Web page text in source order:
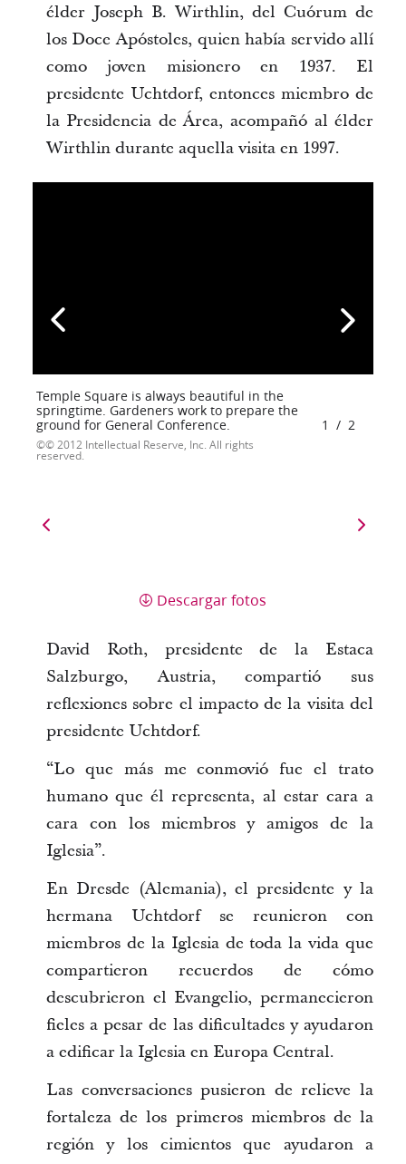
élder Joseph B. Wirthlin, del Cuórum de
los Doce Apóstoles, quien había servido allí
como joven misionero en 1937. El
presidente Uchtdorf, entonces miembro de
la Presidencia de Área, acompañó al élder
Wirthlin durante aquella visita en 1997.
Temple Square is always beautiful in the
springtime. Gardeners work to prepare the
ground for General Conference.
© 2012 Intellectual Reserve, Inc. All rights
reserved.
1 / 2
Descargar fotos
David Roth, presidente de la Estaca
Salzburgo, Austria, compartió sus
reflexiones sobre el impacto de la visita del
presidente Uchtdorf.
“Lo que más me conmovió fue el trato
humano que él representa, al estar cara a
cara con los miembros y amigos de la
Iglesia”.
En Dresde (Alemania), el presidente y la
hermana Uchtdorf se reunieron con
miembros de la Iglesia de toda la vida que
compartieron recuerdos de cómo
descubrieron el Evangelio, permanecieron
fieles a pesar de las dificultades y ayudaron
a edificar la Iglesia en Europa Central.
Las conversaciones pusieron de relieve la
fortaleza de los primeros miembros de la
región y los cimientos que ayudaron a